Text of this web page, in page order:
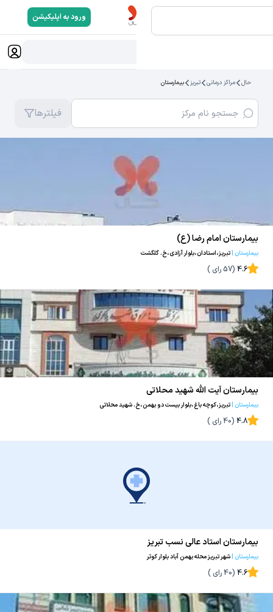
ورود به اپلیکیشن
حال مراکز درمانی تبریز بیمارستان
فیلترها
بیمارستان امام رضا (ع)
بیمارستان |تبریز،استادان،بلوار آزادی،خ. گلگشت
4.6
(
57رای )
بیمارستان آیت الله شهید محلاتی
بیمارستان |تبریز،کوچه باغ،بلوار بیست دو بهمن،خ. شهید محلاتی
4.8
(
40رای )
بیمارستان استاد عالی نسب تبریز
بیمارستان |شهر تبریز محله بهمن آباد بلوار کوثر
4.6
(
40رای )